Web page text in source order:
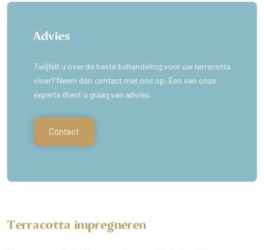
Advies
Twijfelt u over de beste behandeling voor uw terracotta
vloer? Neem dan contact met ons op. Een van onze
experts dient u graag van advies.
Contact
Terracotta impregneren